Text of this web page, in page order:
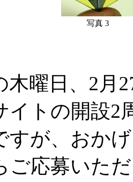
写真 3
曜日、2月
イトの開設2
すが、おか
ご応募いた